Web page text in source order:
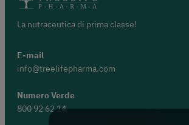
La nutraceutica di prima classe!
E-mail
info@treelifepharma.com
Numero Verde
800 92 62 14